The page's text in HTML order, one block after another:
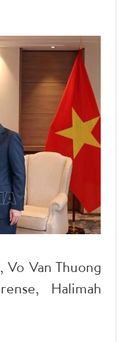
Van Thuong
Halimah